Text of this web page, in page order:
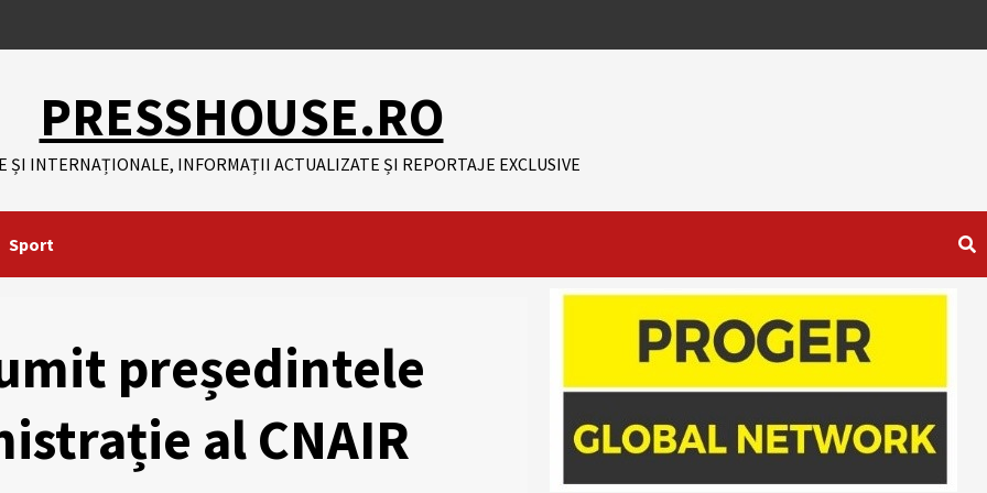
PRESSHOUSE.RO
ȘI INTERNAȚIONALE, INFORMAȚII ACTUALIZATE ȘI REPORTAJE EXCLUSIVE
Sport
președintele
al CNAIR